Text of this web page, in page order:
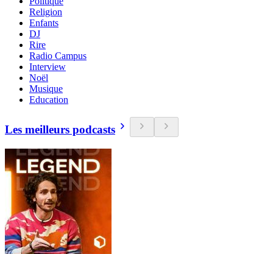
Religion
Enfants
DJ
Rire
Radio Campus
Interview
Noël
Musique
Education
Les meilleurs podcasts